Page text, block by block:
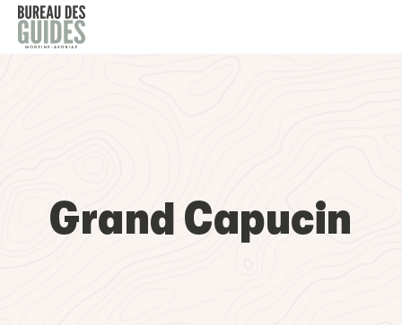
Grand Capucin